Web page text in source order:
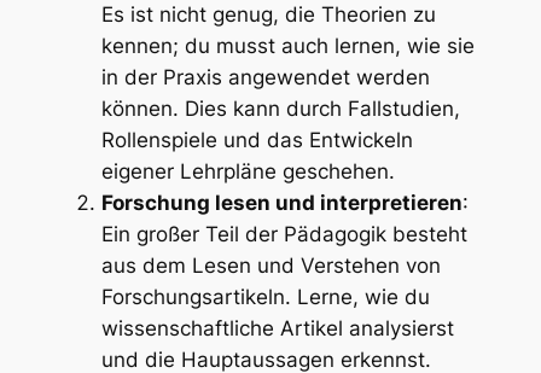
Es ist nicht genug, die Theorien zu
kennen; du musst auch lernen, wie sie
in der Praxis angewendet werden
können. Dies kann durch Fallstudien,
Rollenspiele und das Entwickeln
eigener Lehrpläne geschehen.
Forschung lesen und interpretieren:
Ein großer Teil der Pädagogik besteht
aus dem Lesen und Verstehen von
Forschungsartikeln. Lerne, wie du
wissenschaftliche Artikel analysierst
und die Hauptaussagen erkennst.